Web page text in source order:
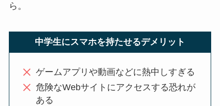
ら。
中学生にスマホを持たせるデメリット
ゲームアプリや動画などに熱中しすぎる
危険なWebサイトにアクセスする恐れが
ある